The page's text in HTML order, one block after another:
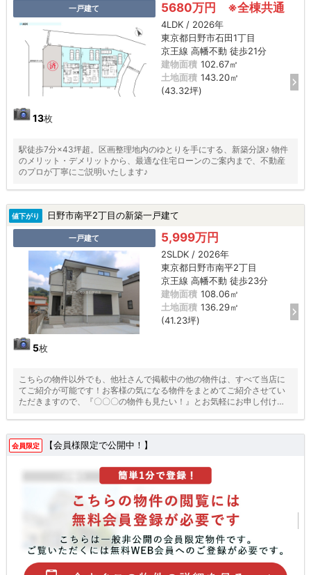
一戸建て
13枚
5680万円 ※全棟共通
4LDK / 2026年
東京都日野市石田1丁目
京王線 高幡不動 徒歩21分
建物面積 102.67㎡
土地面積 143.20㎡
(43.32坪)
駅徒歩7分×43坪超。区画整理地内のゆとりを手にする、新築分譲♪ 物件
のメリット・デメリットから、最適な住宅ローンのご案内まで、不動産
のプロが丁寧にご説明いたします♪
値下がり 日野市南平2丁目の新築一戸建て
一戸建て
5枚
5,999万円
2SLDK / 2026年
東京都日野市南平2丁目
京王線 高幡不動 徒歩23分
建物面積 108.06㎡
土地面積 136.29㎡
(41.23坪)
こちらの物件以外でも、他社さんで掲載中の他の物件は、すべて当店に
てご紹介が可能です！お客様の気になる物件をまとめてご紹介させてい
ただきますので、『〇〇〇の物件も見たい！』とお気軽にお申し付けく
会員限定 【会員様限定で公開中！】